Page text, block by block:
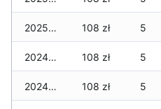
2025-01-01 108 zł 5
2024-12-31 108 zł 5
2024-12-30 108 zł 5